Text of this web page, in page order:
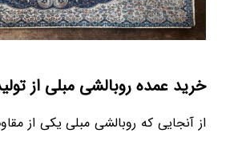
خرید عمده روبالشی مبلی از
از آنجایی که روبالشی مبلی یکی از